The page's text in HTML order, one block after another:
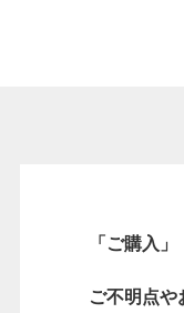
「ご購入
ご不明点や